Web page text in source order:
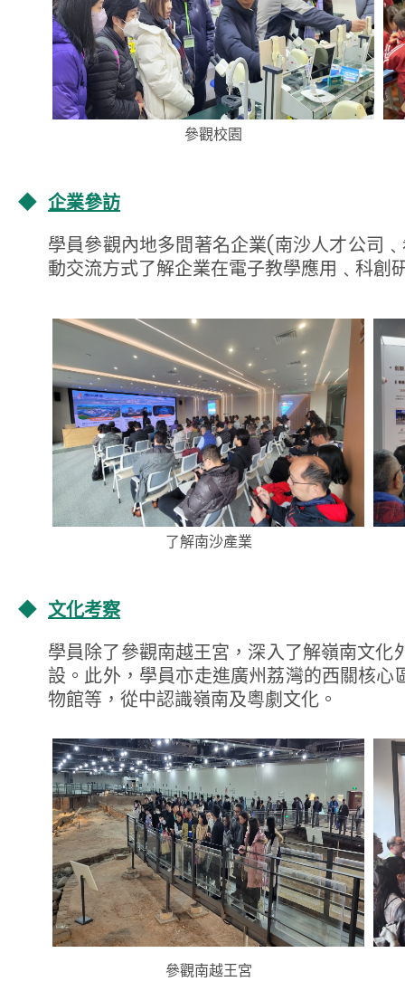
參觀校園
◆ 企業參訪
學員參觀內地多間著名企業(南沙人才公司
動交流方式了解企業在電子教學應用﹑科創
了解南沙產業
◆ 文化考察
學員除了參觀南越王宮，深入了解嶺南文
設。此外，學員亦走進廣州荔灣的西關核
物館等，從中認識嶺南及粵劇文化。
參觀南越王宮